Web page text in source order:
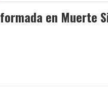
en Muerte